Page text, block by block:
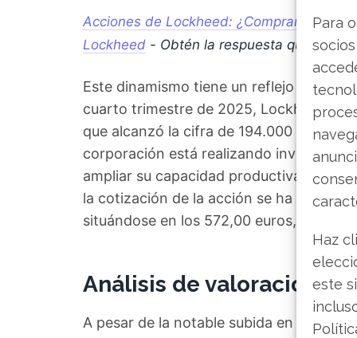
Para
Haz
este
Acciones de Lockheed: ¿Comprar,
Lockheed - Obtén la respuesta que
Este dinamismo tiene un reflejo directo
cuarto trimestre de 2025, Lockheed
que alcanzó la cifra de 194.000
corporación está realizando
ampliar su capacidad productiva. El
la cotización de la acción se ha
situándose en los 572,00 euros, muy
Análisis de valoración y
A pesar de la notable subida en bolsa,